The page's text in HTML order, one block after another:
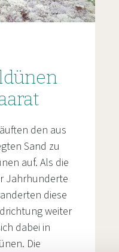
den aus
Sand zu
auf. Als die
Jahrhunderte
diese
weiter
dabei in
Die